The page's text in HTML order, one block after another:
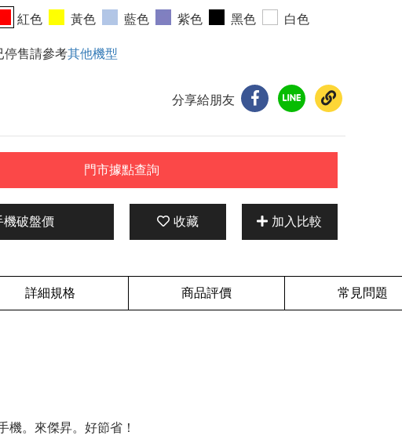
紅色 黃色 藍色 紫色 黑色
白色
停售請參考其他機型
分享給朋友
門市據點查詢
破盤價 收藏 加入比較
詳細規格 商品評價 常見問題
。來傑昇。好節省！